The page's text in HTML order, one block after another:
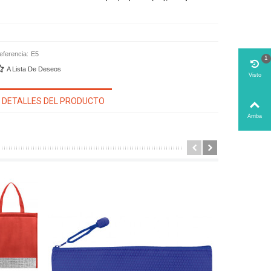
E5
A Lista De Deseos
DETALLES DEL PRODUCTO
Visto
1
Arriba